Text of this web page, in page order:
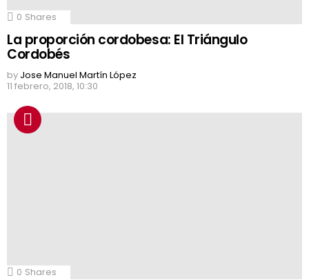
0 Shares
La proporción cordobesa: El Triángulo
Cordobés
by Jose Manuel Martín López
11 febrero, 2018, 10:30
0 Shares